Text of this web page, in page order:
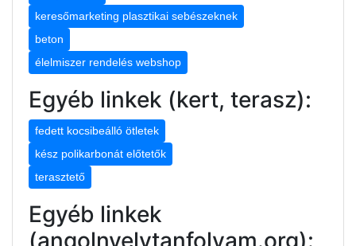
keresőmarketing plasztikai sebészeknek
beton
élelmiszer rendelés webshop
Egyéb linkek (kert, terasz):
fedett kocsibeálló ötletek
kész polikarbonát előtetők
terasztető
Egyéb linkek
(angolnyelvtanfolyam.org):